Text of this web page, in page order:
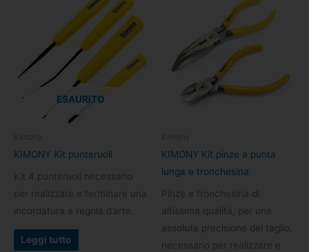
ESAURITO
KIMONY Kit punteruoli
Kit 4 punteruoli necessario
per realizzare e terminare una
incordatura a regola d’arte.
Leggi tutto
KIMONY Kit pinze a punta
lunga e tronchesina
Pinze e tronchesina di
altissima qualità, per una
assoluta precisione del taglio,
necessario per realizzare e